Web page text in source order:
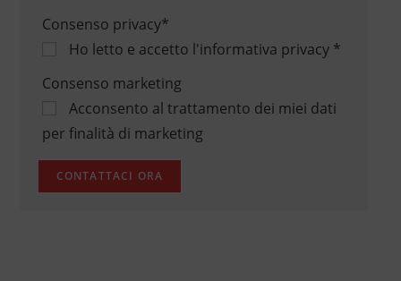
Consenso privacy*
Ho letto e accetto l'informativa privacy*
Consenso marketing
Acconsento al trattamento dei miei dati
per finalità di marketing